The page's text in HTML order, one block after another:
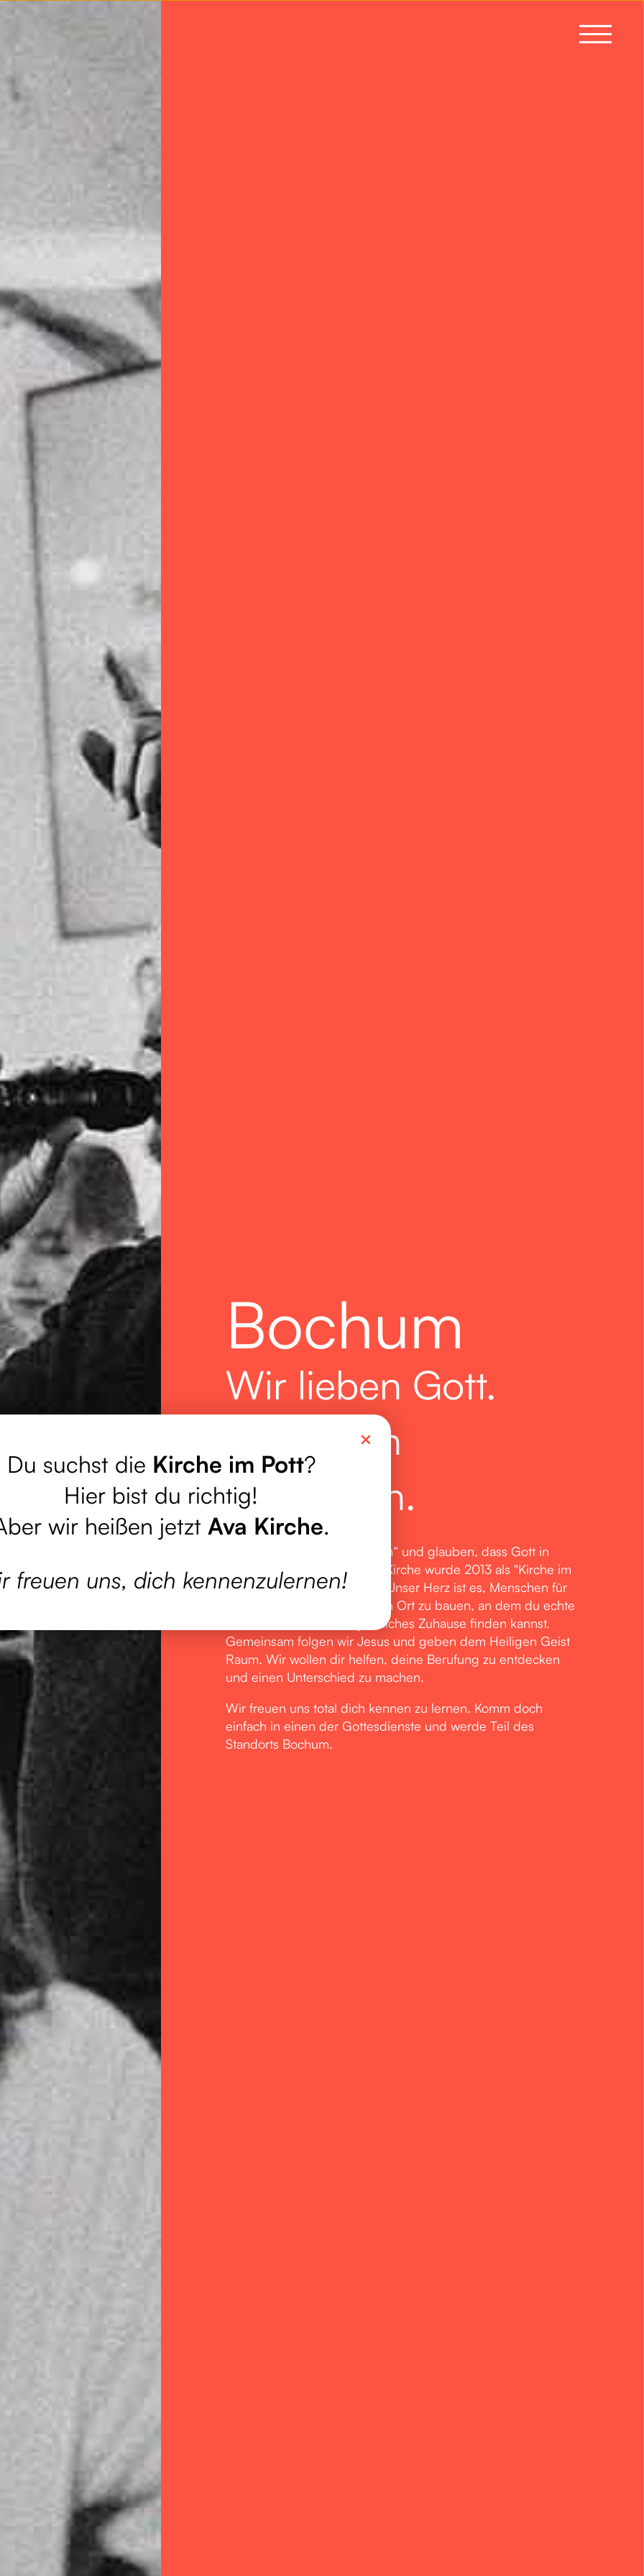
Bochum
Wir lieben Gott.
Wir lieben
Menschen.
Wir haben „Bock auf Bochum“ und glauben, dass Gott in
unserer Stadt wirkt. Die Ava Kirche wurde 2013 als "Kirche im
Pott" in Bochum gegründet. Unser Herz ist es, Menschen für
Jesus zu erreichen und einen Ort zu bauen, an dem du echte
Gemeinschaft und ein geistliches Zuhause finden kannst.
Gemeinsam folgen wir Jesus und geben dem Heiligen Geist
Raum. Wir wollen dir helfen, deine Berufung zu entdecken
und einen Unterschied zu machen.
Wir freuen uns total dich kennen zu lernen. Komm doch
einfach in einen der Gottesdienste und werde Teil des
Standorts Bochum.
Du suchst die Kirche im Pott?
Hier bist du richtig!
wir heißen jetzt Ava Kirche.
freuen uns, dich kennenzulernen!